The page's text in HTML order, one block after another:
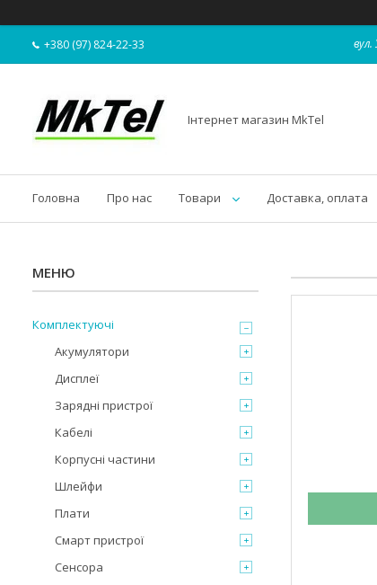
+380 (97) 824-22-33 вул.
Інтернет магазин MkTel
Головна Про нас Товари Доставка, оплата
Комплектуючі
Акумулятори
Дисплеї
Зарядні пристрої
Кабелі
Корпусні частини
Шлейфи
Плати
Смарт пристрої
Сенсора